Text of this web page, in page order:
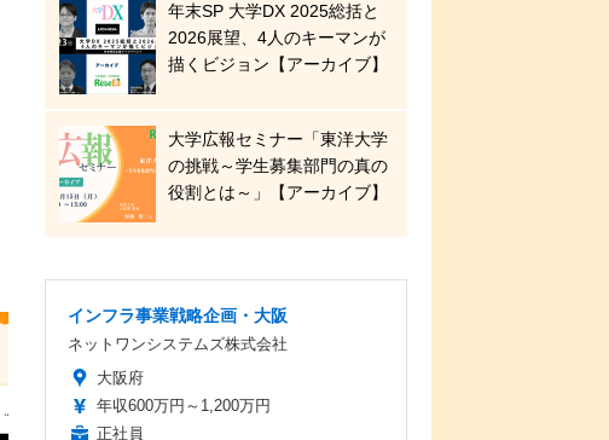
年末SP 大学DX 2025総括と
2026展望、4人のキーマンが
描くビジョン【アーカイブ】
大学広報セミナー「東洋大学
の挑戦～学生募集部門の真の
役割とは～」【アーカイブ】
インフラ事業戦略企画・大阪
ネットワンシステムズ株式会社
大阪府
年収600万円～1,200万円
正社員